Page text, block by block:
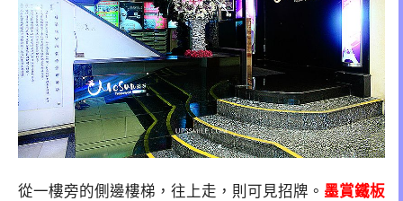
從一樓旁的側邊樓梯，往上走，則可見招牌。 墨賞鐵板